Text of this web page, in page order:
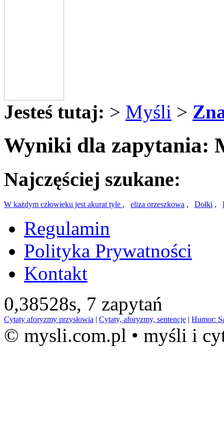
Jesteś tutaj: > Myśli >
Wyniki dla zapytania:
Najczęściej szukane:
W każdym człowieku jest akurat tyle , eliza orzeszkowa , Dołki ,
Regulamin
Polityka Prywatności
Kontakt
0,38528s, 7 zapytań
Cytaty aforyzmy przysłowia | Cytaty, aforyzmy, sentencje | Humor:
© mysli.com.pl • myśli i